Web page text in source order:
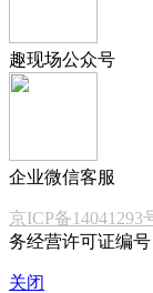
趣现场公众号
企业微信客服
京ICP备14041293
务经营许可证编号
关闭